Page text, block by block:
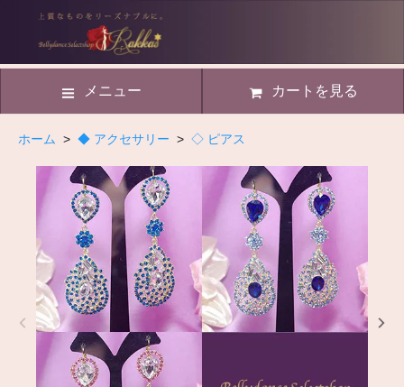
メニュー カートを見る
ホーム > ◆ アクセサリー > ◇ ピアス